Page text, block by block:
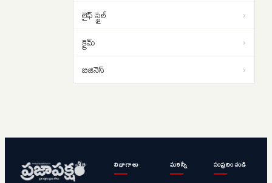
లైఫ్ స్టైల్ ›
క్రైమ్ ›
బిజినెస్ ›
విభాగాలు మరిన్నీ సంప్రదించండి